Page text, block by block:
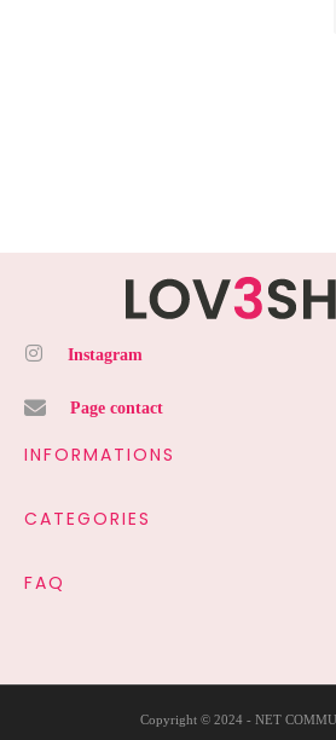
Instagram
Page contact
INFORMATIONS
CATEGORIES
FAQ
Copyright © 2024 - NET